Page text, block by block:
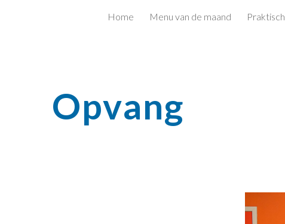
Skip to navigation
Home Menu van de maand Praktisch
Opvang